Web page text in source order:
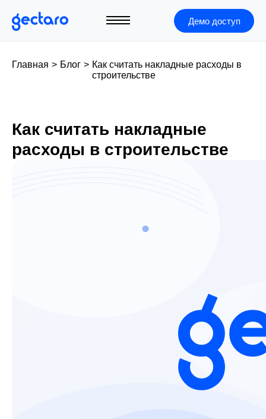
Демо доступ
Главная > Блог > Как считать накладные расходы в
строительстве
Как считать накладные
расходы в строительстве